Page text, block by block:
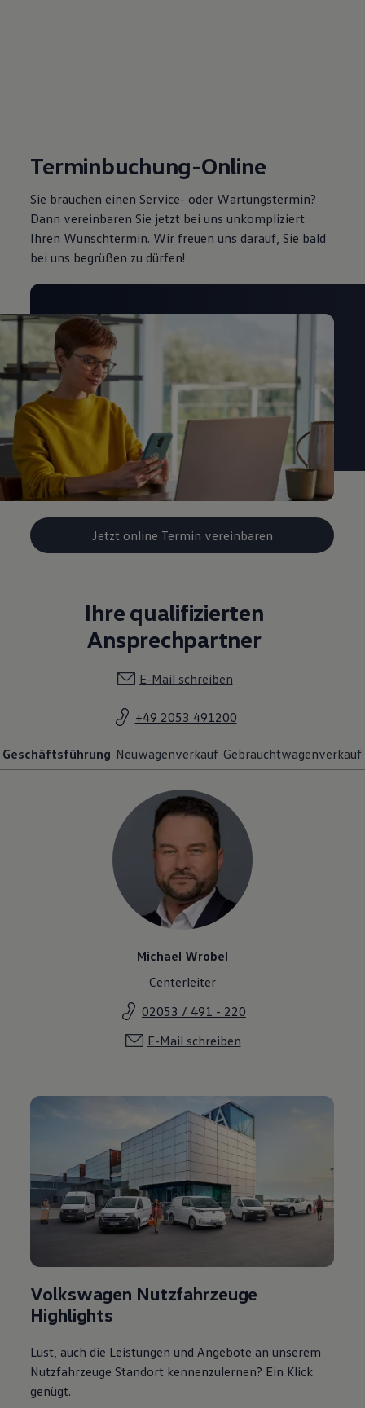
Terminbuchung-Online
Sie brauchen einen Service- oder Wartungstermin?
Dann vereinbaren Sie jetzt bei uns unkompliziert
Ihren Wunschtermin. Wir freuen uns darauf, Sie bald
bei uns begrüßen zu dürfen!
Jetzt online Termin vereinbaren
Ihre qualifizierten
Ansprechpartner
E-Mail schreiben
+49 2053 491200
Geschäftsführung Neuwagenverkauf Gebrauchtwagenverkauf
Michael Wrobel
Centerleiter
02053 / 491 - 220
E-Mail schreiben
Volkswagen Nutzfahrzeuge
Highlights
Lust, auch die Leistungen und Angebote an unserem
Nutzfahrzeuge Standort kennenzulernen? Ein Klick
genügt.